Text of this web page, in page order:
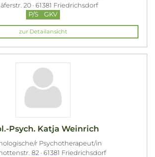
20 · 61381 Friedrichsdorf
P/S
GKV
zur Detailansicht
Psych. Katja Weinrich
r Psychotherapeut/in
82 · 61381 Friedrichsdorf